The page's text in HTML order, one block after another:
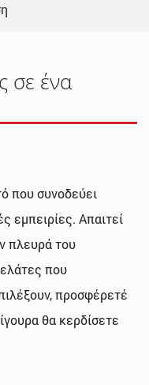
σε ένα
που συνοδεύει
εμπειρίες. Απαιτεί
πλευρά του
που
προσφέρετέ
θα κερδίσετε